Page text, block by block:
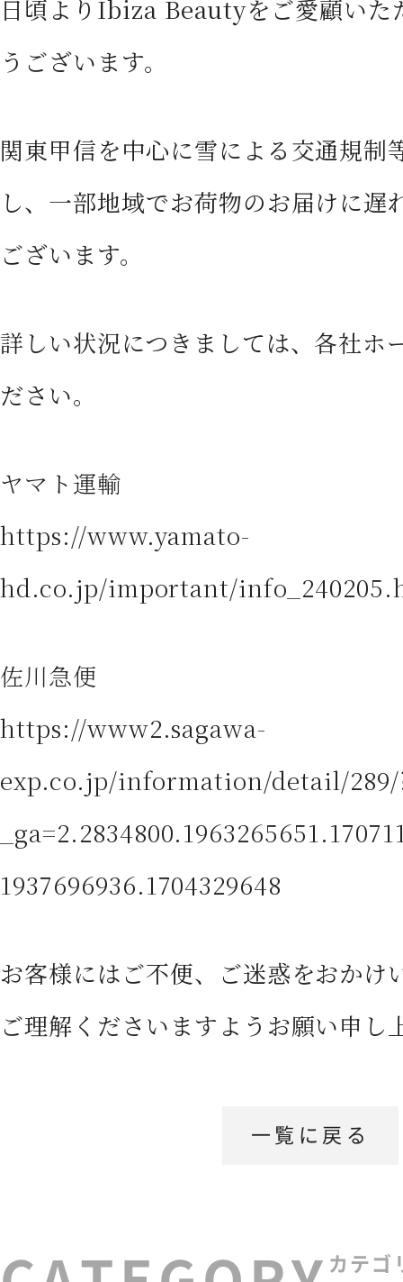
FAQ
日頃より Ibiza Beautyをご愛顧い
うございます。
関東甲信を中心に雪による交通規制
し、一部地域でお荷物のお届けに遅
ございます。
詳しい状況につきましては、各社ホ
ださい。
ヤマト運輸
https://www.yamato-
hd.co.jp/important/
佐川急便
https://www2.sagawa-
exp.co.jp/information/detail/289/
1937696936.1704329648
お客様にはご不便、ご迷惑をおかけ
ご理解くださいますようお願い申し
一覧に戻る
カテゴ